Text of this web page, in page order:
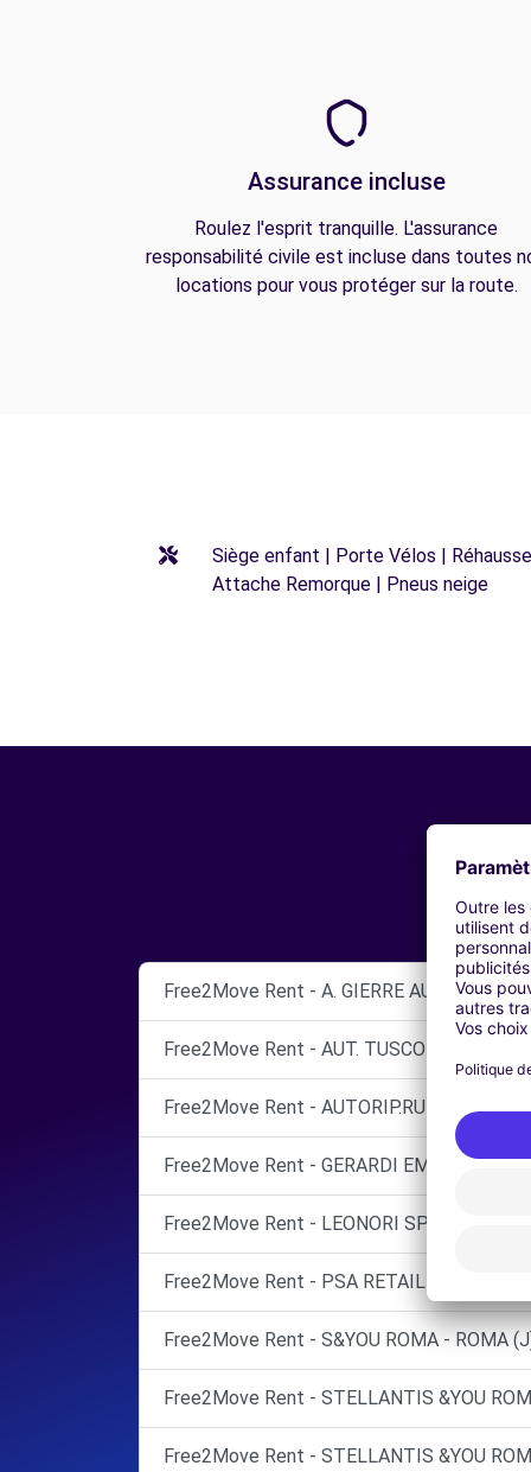
Assurance incluse
Roulez l'esprit tranquille. L'assurance
responsabilité civile est incluse dans toutes
locations pour vous protéger sur la route.
Siège enfant | Porte Vélos |
Attache Remorque | Pneus neige
Free2Move Rent - A. GIERRE AUTO SRL -
Free2Move Rent - AUT. TUSCOLO S.N.C. -
Free2Move Rent - AUTORIP.RUBINI SNC -
Free2Move Rent - GERARDI EMANUELE -
Free2Move Rent - LEONORI SPA - ROMA
Free2Move Rent - PSA RETAIL ITALIA
Free2Move Rent - S&YOU ROMA - ROMA
Free2Move Rent - STELLANTIS &YOU
Free2Move Rent - STELLANTIS &YOU